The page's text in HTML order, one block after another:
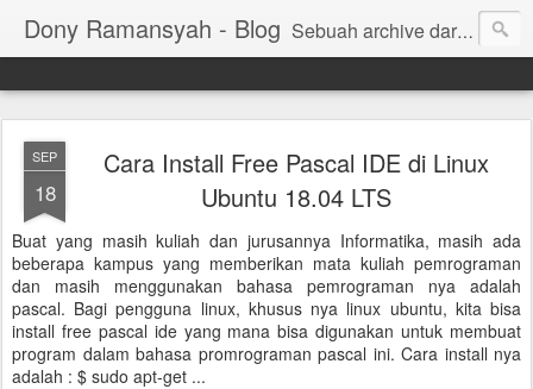
Dony Ramansyah - Blog Sebuah archive dari kehidupan - log dari perjalanan dan tujuan | Fell Free ... ( archive of live, log of journey and target | Fell Free ...)
SEP
18
Cara Install Free Pascal IDE di Linux
Ubuntu 18.04 LTS
Buat yang masih kuliah dan jurusannya Informatika, masih ada
beberapa kampus yang memberikan mata kuliah pemrograman
dan masih menggunakan bahasa pemrograman nya adalah
pascal. Bagi pengguna linux, khusus nya linux ubuntu, kita bisa
install free pascal ide yang mana bisa digunakan untuk membuat
program dalam bahasa promrograman pascal ini. Cara install nya
adalah : $ sudo apt-get ...